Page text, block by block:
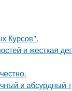
Курсов".
и жесткая
и абсурдный